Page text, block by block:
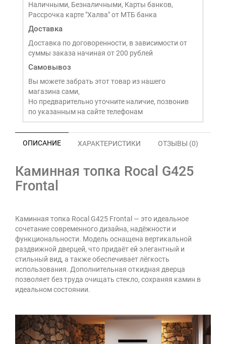
Наличными, Безналичными, Карты банков,
Рассрочка карте "Халва" от МТБ банка
Доставка
Доставка по договоренности, в зависимости от
суммы заказа начиная от 200 рублей
Самовывоз
Вы можете забрать этот товар из нашего
магазина сами,
Но предварительно уточните наличие, позвонив
по указанным на сайте телефонам
ОПИСАНИЕ ХАРАКТЕРИСТИКИ ОТЗЫВЫ (0)
Каминная топка Rocal G425
Frontal
Каминная топка Rocal G425 Frontal — это идеальное
сочетаниесовременного дизайна, надёжности и
функциональности. Модель оснащена вертикальной
раздвижной дверцей, что придаёт ей элегантный и
стильный вид, а также обеспечивает лёгкость
использования. Дополнительная откидная дверца
позволяет без труда очищать стекло, сохраняя камин в
идеальном состоянии.